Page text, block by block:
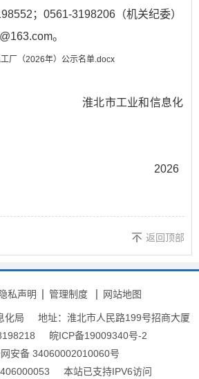
；0561-3198206（机关纪委）
。
厂（2026年）公示名单.docx
业和信息化
返回顶部
隐私声明 管理制度 网站地图
化局
地址：淮北市人民路199号招商大厦
皖ICP备19009340号-2
安备 34060002010060号
本站已支持IPV6访问